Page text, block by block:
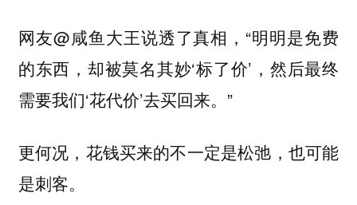
网友@咸鱼大王说透了真相，“明明是免费
的东西，却被莫名其妙‘标了价’，然后最终
需要我们‘花代价’去买回来。”
更何况，花钱买来的不一定是松弛，也可能
是刺客。